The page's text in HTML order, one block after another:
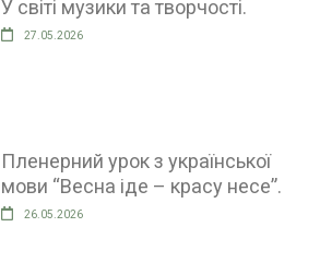
У світі музики та творчості.
27.05.2026
Пленерний урок з української
мови “Весна іде – красу несе”.
26.05.2026